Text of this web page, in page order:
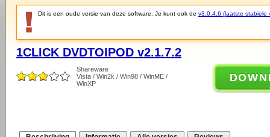
Dit is een oude versie van deze software. Je kunt ook de v3.0.4.6 (laatste stabiele
1CLICK DVDTOIPOD v2.1.7.2
Shareware
Vista / Win2k / Win98 / WinME /
WinXP